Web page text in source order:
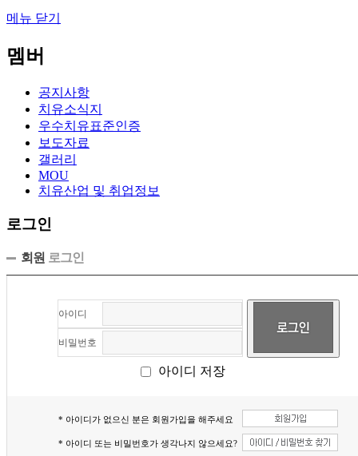
메뉴 닫기
멤버
공지사항
치유소식지
우수치유표준인증
보도자료
갤러리
MOU
치유산업 및 취업정보
로그인
회원 로그인
아이디
비밀번호
아이디 저장
* 아이디가 없으신 분은 회원가입을 해주세요
* 아이디 또는 비밀번호가 생각나지 않으세요?